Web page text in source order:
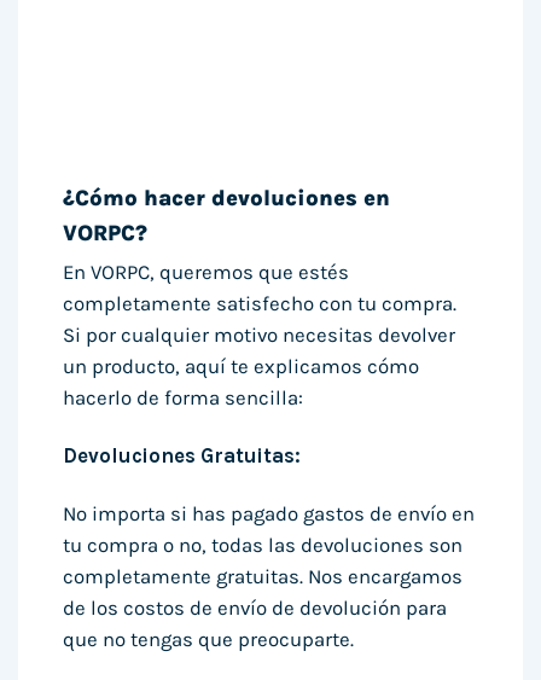
¿Cómo hacer devoluciones en
VORPC?
En VORPC, queremos que estés
completamente satisfecho con tu compra.
Si por cualquier motivo necesitas devolver
un producto, aquí te explicamos cómo
hacerlo de forma sencilla:
Devoluciones Gratuitas:
No importa si has pagado gastos de envío en
tu compra o no, todas las devoluciones son
completamente gratuitas. Nos encargamos
de los costos de envío de devolución para
que no tengas que preocuparte.